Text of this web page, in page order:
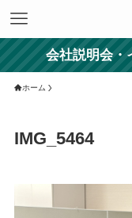
会社説明会・
ホーム
IMG_5464